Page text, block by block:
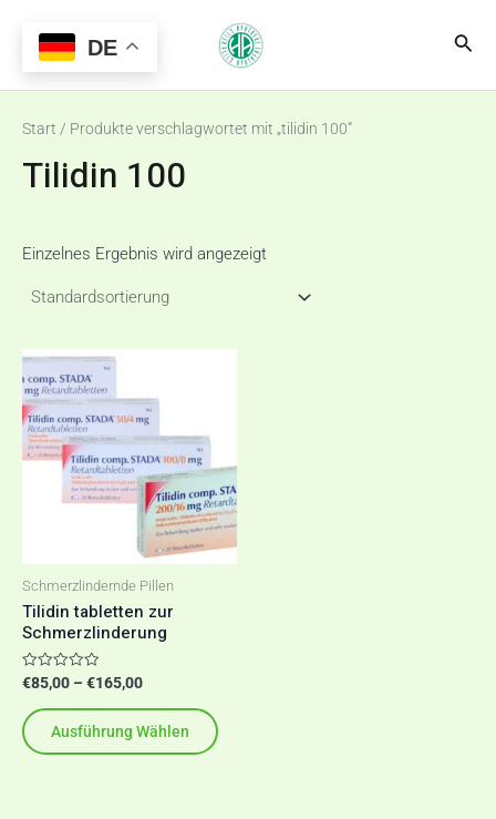
springenMenu
Start / Produkte verschlagwortet mit „tilidin 100“
Tilidin 100
Einzelnes Ergebnis wird angezeigt
Schmerzlindernde Pillen
Tilidin tabletten zur
Schmerzlinderung
Bewertet
mit
von
5
€85,00 –€165,00
bis
€165,00
Ausführung Wählen
Varianten
auf.
Die
gewählt
DE